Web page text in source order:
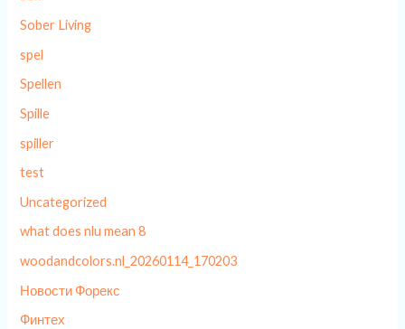
Sober Living
spel
Spellen
Spille
spiller
test
Uncategorized
what does nlu mean 8
woodandcolors.nl_20260114_170203
Новости Форекс
Финтех